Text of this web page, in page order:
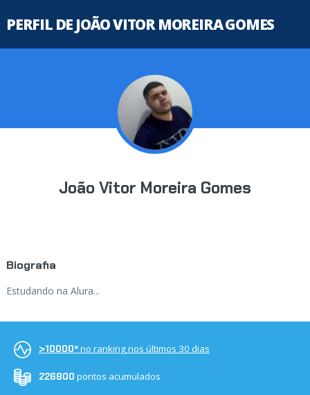
PERFIL DE JOÃO VITOR MOREIRA GOMES
João Vitor Moreira Gomes
Biografia
Estudando na Alura...
>10000ºno ranking nos últimos 30 dias
226800 pontos acumulados